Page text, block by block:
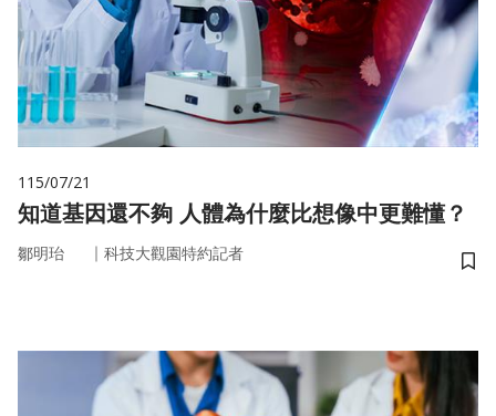
115/07/21
知道基因還不夠 人體為什麼比想像中更難懂？
鄒明珆 ｜ 科技大觀園特約記者
儲